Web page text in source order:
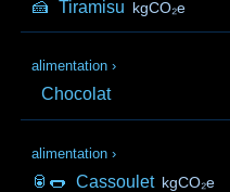
🍰 Tiramisu kgCO₂e
alimentation ›
Chocolat
alimentation ›
🥫🌭 Cassoulet kgCO₂e